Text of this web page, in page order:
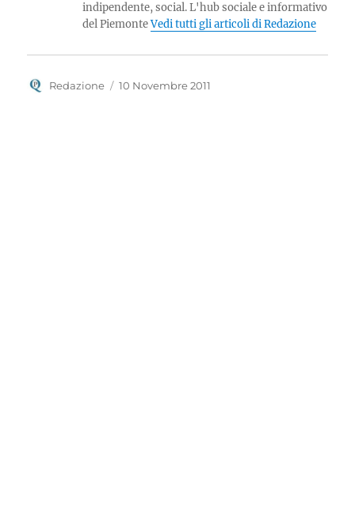
indipendente, social. L'hub sociale e informativo
del PiemonteVedi tutti gli articoli di Redazione
Autore
Redazione
Pubblicato
10 Novembre 2011